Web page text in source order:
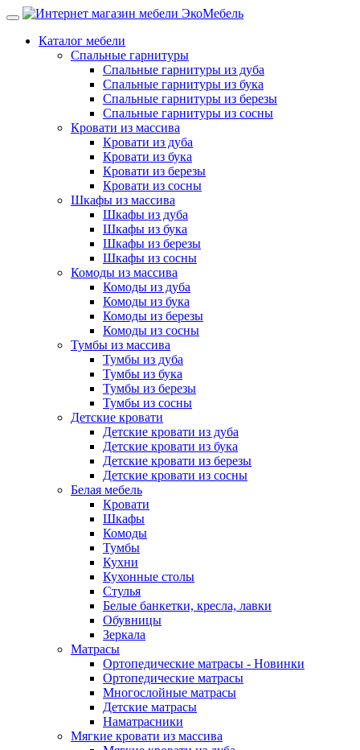
Каталог мебели
Спальные гарнитуры
Спальные гарнитуры из дуба
Спальные гарнитуры из бука
Спальные гарнитуры из березы
Спальные гарнитуры из сосны
Кровати из массива
Кровати из дуба
Кровати из бука
Кровати из березы
Кровати из сосны
Шкафы из массива
Шкафы из дуба
Шкафы из бука
Шкафы из березы
Шкафы из сосны
Комоды из массива
Комоды из дуба
Комоды из бука
Комоды из березы
Комоды из сосны
Тумбы из массива
Тумбы из дуба
Тумбы из бука
Тумбы из березы
Тумбы из сосны
Детские кровати
Детские кровати из дуба
Детские кровати из бука
Детские кровати из березы
Детские кровати из сосны
Белая мебель
Кровати
Шкафы
Комоды
Тумбы
Кухни
Кухонные столы
Стулья
Белые банкетки, кресла, лавки
Обувницы
Зеркала
Матрасы
Ортопедические матрасы - Новинки
Ортопедические матрасы
Многослойные матрасы
Детские матрасы
Наматрасники
Мягкие кровати из массива